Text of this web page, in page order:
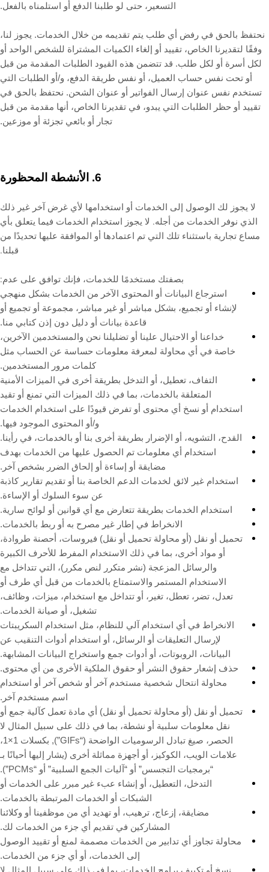
التسعير، حتى لو طلبنا الدفع أو استلمناه بالفعل.
نحتفظ بالحق في رفض أي طلب يتم تقديمه من خلال الخدمات. يجوز لنا،
وفقًا لتقديرنا الخاص، تقييد أو إلغاء الكميات المشتراة للشخص الواحد أو
لكل أسرة أو لكل طلب. قد تتضمن هذه القيود الطلبات المقدمة من قبل
أو تحت نفس حساب العميل، أو نفس طريقة الدفع، و/أو الطلبات التي
تستخدم نفس عنوان إرسال الفواتير أو عنوان الشحن. نحتفظ بالحق في
تقييد أو حظر الطلبات التي يبدو، في تقديرنا الخاص، أنها مقدمة من قبل
تجار أو بائعي تجزئة أو موزعين.
6. الأنشطة المحظورة
لا يجوز لك الوصول إلى الخدمات أو استخدامها لأي غرض آخر غير ذلك
الذي نوفر الخدمات من أجله. لا يجوز استخدام الخدمات فيما يتعلق بأي
مساع تجارية باستثناء تلك التي تم اعتمادها أو الموافقة عليها تحديدًا من
قبلنا.
بصفتك مستخدمًا للخدمات، فإنك توافق على عدم:
استرجاع البيانات أو المحتوى الآخر من الخدمات بشكل منهجي
لإنشاء أو تجميع، بشكل مباشر أو غير مباشر، مجموعة أو تجميع أو
قاعدة بيانات أو دليل دون إذن كتابي منا.
خداعنا أو الاحتيال علينا أو تضليلنا نحن والمستخدمين الآخرين،
خاصة في أي محاولة لمعرفة معلومات حساسة عن الحساب مثل
كلمات مرور المستخدمين.
التفاف، تعطيل، أو التدخل بطريقة أخرى في الميزات الأمنية
المتعلقة بالخدمات، بما في ذلك الميزات التي تمنع أو تقيد
استخدام أو نسخ أي محتوى أو تفرض قيودًا على استخدام الخدمات
و/أو المحتوى الموجود فيها.
القدح، التشويه، أو الإضرار بطريقة أخرى بنا أو بالخدمات، في رأينا.
استخدام أي معلومات تم الحصول عليها من الخدمات بهدف
مضايقة أو إساءة أو إلحاق الضرر بشخص آخر.
استخدام غير لائق لخدمات الدعم الخاصة بنا أو تقديم تقارير كاذبة
عن سوء السلوك أو الإساءة.
استخدام الخدمات بطريقة تتعارض مع أي قوانين أو لوائح سارية.
الانخراط في إطار غير مصرح به أو ربط بالخدمات.
تحميل أو نقل (أو محاولة تحميل أو نقل) فيروسات، أحصنة طروادة،
أو مواد أخرى، بما في ذلك الاستخدام المفرط للأحرف الكبيرة
والرسائل المزعجة (نشر متكرر لنص مكرر)، التي تتداخل مع
الاستخدام المستمر والاستمتاع بالخدمات من قبل أي طرف أو
تعدل، تضر، تعطل، تغير، أو تتداخل مع استخدام، ميزات، وظائف،
تشغيل، أو صيانة الخدمات.
الانخراط في أي استخدام آلي للنظام، مثل استخدام السكريبتات
لإرسال التعليقات أو الرسائل، أو استخدام أدوات التنقيب عن
البيانات، الروبوتات، أو أدوات جمع واستخراج البيانات المشابهة.
حذف إشعار حقوق النشر أو حقوق الملكية الأخرى من أي محتوى.
محاولة انتحال شخصية مستخدم آخر أو شخص آخر أو استخدام
اسم مستخدم آخر.
تحميل أو نقل (أو محاولة تحميل أو نقل) أي مادة تعمل كآلية جمع أو
نقل معلومات سلبية أو نشطة، بما في ذلك على سبيل المثال لا
الحصر، صيغ تبادل الرسوميات الواضحة (“GIFs”), بكسلات 1×1،
علامات الويب، الكوكيز، أو أجهزة مماثلة أخرى (يشار إليها أحيانًا بـ
“برمجيات التجسس” أو “آليات الجمع السلبية” أو “PCMs”).
التدخل، التعطيل، أو إنشاء عبء غير مبرر على الخدمات أو
الشبكات أو الخدمات المرتبطة بالخدمات.
مضايقة، إزعاج، ترهيب، أو تهديد أي من موظفينا أو وكلائنا
المشاركين في تقديم أي جزء من الخدمات لك.
محاولة تجاوز أي تدابير من الخدمات مصممة لمنع أو تقييد الوصول
إلى الخدمات، أو أي جزء من الخدمات.
نسخ أو تكييف برامج الخدمات، بما في ذلك على سبيل المثال لا